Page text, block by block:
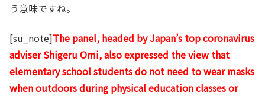
う意味ですね。
[su_note]The panel, headed by Japan’s top coronavirus
adviser Shigeru Omi, also expressed the view that
elementary school students do not need to wear masks
when outdoors during physical education classes or